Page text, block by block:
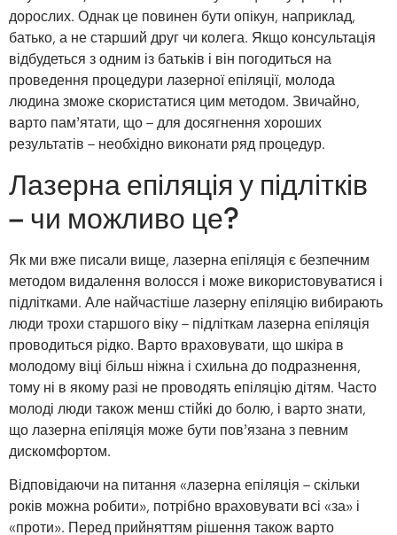
дорослих. Однак це повинен бути опікун, наприклад,
батько, а не старший друг чи колега. Якщо консультація
відбудеться з одним із батьків і він погодиться на
проведення процедури лазерної епіляції, молода
людина зможе скористатися цим методом. Звичайно,
варто пам’ятати, що – для досягнення хороших
результатів – необхідно виконати ряд процедур.
Лазерна епіляція у підлітків
– чи можливо це?
Як ми вже писали вище, лазерна епіляція є безпечним
методом видалення волосся і може використовуватися і
підлітками. Але найчастіше лазерну епіляцію вибирають
люди трохи старшого віку – підліткам лазерна епіляція
проводиться рідко. Варто враховувати, що шкіра в
молодому віці більш ніжна і схильна до подразнення,
тому ні в якому разі не проводять епіляцію дітям. Часто
молоді люди також менш стійкі до болю, і варто знати,
що лазерна епіляція може бути пов’язана з певним
дискомфортом.
Відповідаючи на питання «лазерна епіляція – скільки
років можна робити», потрібно враховувати всі «за» і
«проти». Перед прийняттям рішення також варто